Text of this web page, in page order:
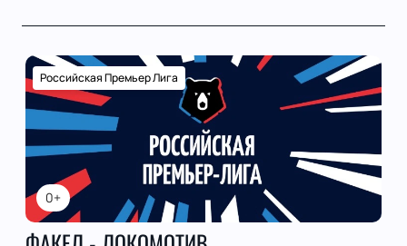
0+
Российская Премьер Лига